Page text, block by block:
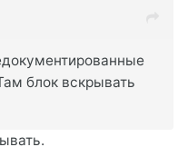
блок вскрывать